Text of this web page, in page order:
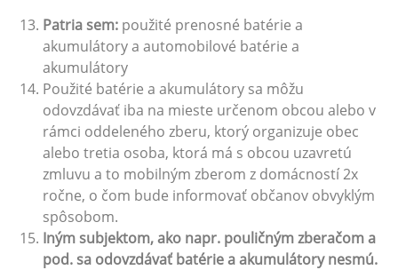
Patria sem: použité prenosné batérie a
akumulátory a automobilové batérie a
akumulátory
Použité batérie a akumulátory sa môžu
odovzdávať iba na mieste určenom obcou alebo v
rámci oddeleného zberu, ktorý organizuje obec
alebo tretia osoba, ktorá má s obcou uzavretú
zmluvu a to mobilným zberom z domácností 2x
ročne, o čom bude informovať občanov obvyklým
spôsobom.
Iným subjektom, ako napr. pouličným zberačom a
pod. sa odovzdávať batérie a akumulátory nesmú.